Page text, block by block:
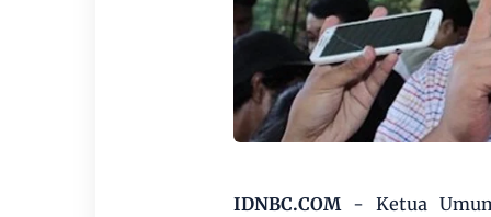
IDNBC.COM- Ketua Umum